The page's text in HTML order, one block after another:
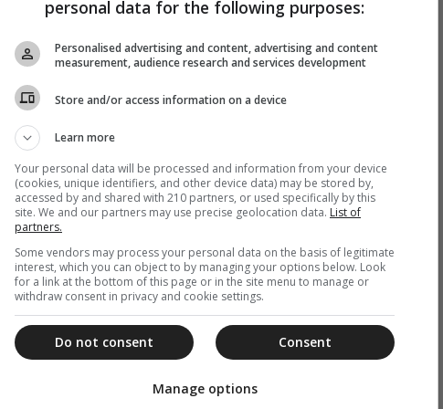
διαβίβασε σε όλους τους παριστάμενους τις
Αρχιεπισκόπου Αυστραλίας κ.κ. Μακαρίου,
ιστορικής μνήμης, ούτως ώστε οι αγώνες
να καθίστανται οδοδείκτης για την
κατόπιν, στο Κενοτάφιο που βρίσκεται στον
κατάθεση στεφάνων από
Σύδνεϋ και Νέας Νοτίου Ουαλίας, της
Νέας Ζηλανδίας, και της Νεολαίας των Κρητών
personal data for the following purposes:
Personalised advertising and content, advertising and content
measurement, audience research and services development
Store and/or access information on a device
Learn more
Your personal data will be processed and information from your device
(cookies, unique identifiers, and other device data) may be stored by,
accessed by and shared with 210 partners, or used specifically by this
site. We and our partners may use precise geolocation data. List of
partners.
Some vendors may process your personal data on the basis of legitimate
interest, which you can object to by managing your options below. Look
for a link at the bottom of this page or in the site menu to manage or
withdraw consent in privacy and cookie settings.
Consent
Do not consent
Manage options